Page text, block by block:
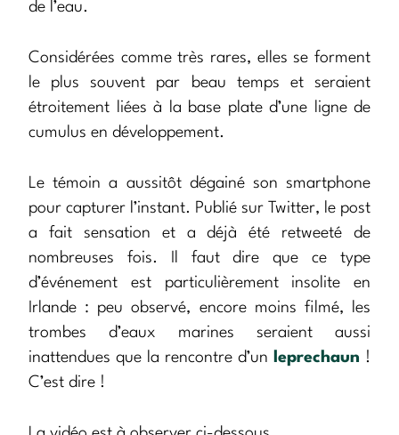
de l’eau.
Considérées comme très rares, elles se forment
le plus souvent par beau temps et seraient
étroitement liées à la base plate d’une ligne de
cumulus en développement.
Le témoin a aussitôt dégainé son smartphone
pour capturer l’instant. Publié sur Twitter, le post
a fait sensation et a déjà été retweeté de
nombreuses fois. Il faut dire que ce type
d’événement est particulièrement insolite en
Irlande : peu observé, encore moins filmé, les
trombes d’eaux marines seraient aussi
inattendues que la rencontre d’un
leprechaun !
C’est dire !